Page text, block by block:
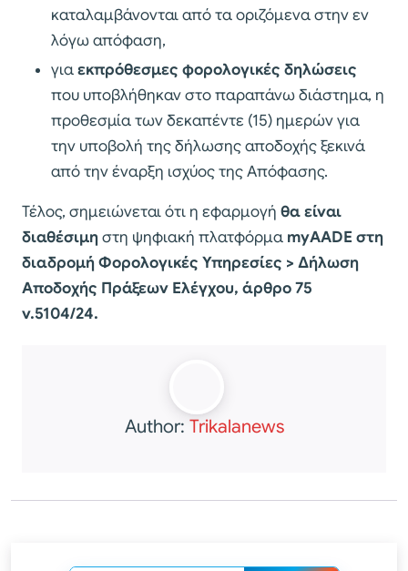
καταλαμβάνονται από τα οριζόμενα στην εν
λόγω απόφαση,
γιαεκπρόθεσμες φορολογικές δηλώσεις
που υποβλήθηκαν στο παραπάνω διάστημα, η
προθεσμία των δεκαπέντε (15) ημερών για
την υποβολή της δήλωσης αποδοχής ξεκινά
από την έναρξη ισχύος της Απόφασης.
Τέλος, σημειώνεται ότι η εφαρμογή θα είναι
διαθέσιμηστη ψηφιακή πλατφόρμα myAADE στη
διαδρομή Φορολογικές Υπηρεσίες > Δήλωση
Αποδοχής Πράξεων Ελέγχου, άρθρο 75
ν.5104/24.
Author: Trikalanews